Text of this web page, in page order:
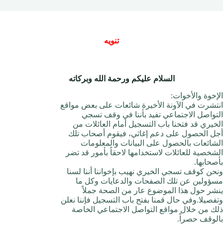
تنويه
السلام عليكم ورحمة الله وبركاته
الإخوة والأخوات:
انتشرت في الآونة الأخيرة شائعات على بعض مواقع
التواصل الاجتماعي تفيد بأننا في وقف تسجي
الخيري قد فتحنا باب التسجيل أمام العائلات من
أجل الحصول على دعم إغاثي، فيقوم أصحاب تلك
الشائعات بالحصول على البيانات والمعلومات
الشخصية للعائلات لاستخدامها لاحقاً بأمور قد تضر
بأصحابها.
ونحن كوقف تسجي الخيري نهيب بإخواننا أننا لسنا
مسؤولين عن تلك الصفحات والدعايات وكل ما
ينشر حول هذا الموضوع عار من الصحة جملاً
وتفصيلا.وفي حال قمنا بفتح باب التسجيل فإننا نعلن
ذلك من خلال مواقع التواصل الاجتماعي الخاصة
بالوقف حصراً.